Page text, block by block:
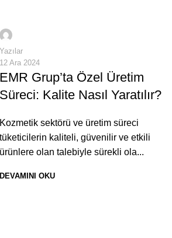
adaptedijital
Yazılar
12 Ara 2024
EMR Grup’ta Özel Üretim
Süreci: Kalite Nasıl Yaratılır?
Kozmetik sektörü ve üretim süreci
tüketicilerin kaliteli, güvenilir ve etkili
ürünlere olan talebiyle sürekli ola...
DEVAMINI OKU